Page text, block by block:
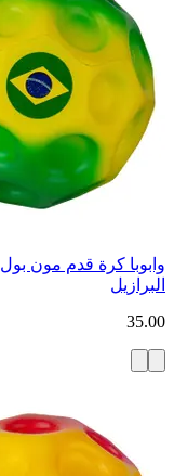
وابوبا كرة قدم مون
البرازيل
35.00